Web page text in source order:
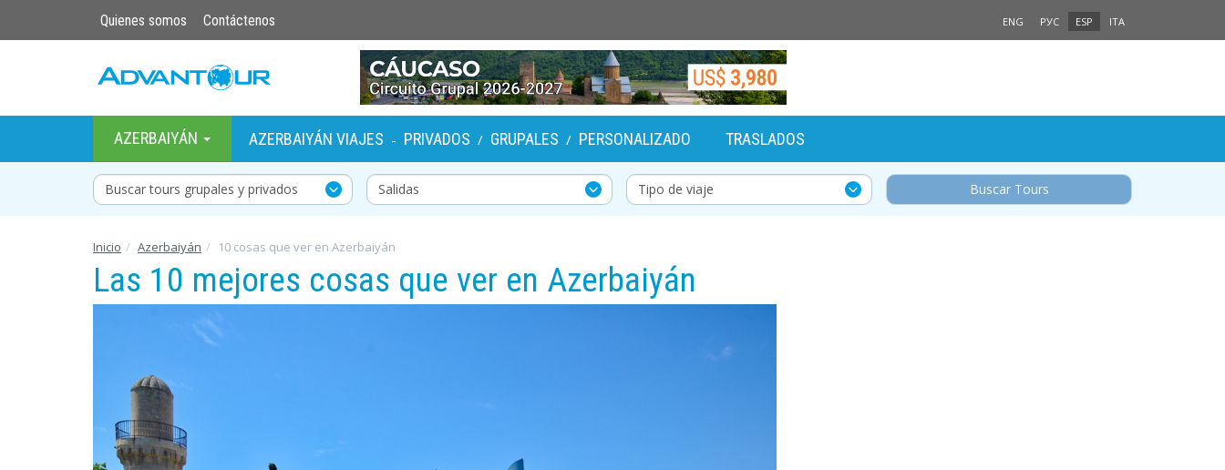
Quienes somos Contáctenos ENG РУС ESP ITA
AZERBAIYÁN AZERBAIYÁN VIAJES - PRIVADOS / GRUPALES / PERSONALIZADO TRASLADOS
Buscar tours grupales y privados Buscar Tours
Inicio Azerbaiyán 10 cosas que ver en Azerbaiyán
Las 10 mejores cosas que ver en Azerbaiyán